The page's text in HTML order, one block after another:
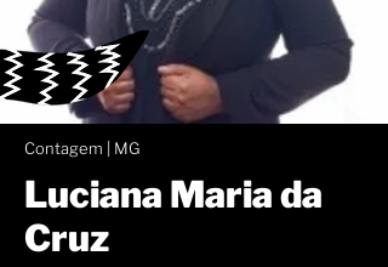
Contagem | MG
Luciana Maria da
Cruz